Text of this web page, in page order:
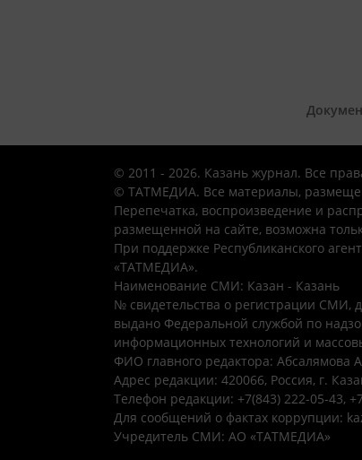
© 2011 - 2026. Казань журнал. Все
© ТАТМЕДИА. Все материалы,
Перепечатка, воспроизведение и
размещенной на сайте, возможна
При поддержке Республиканского
«ТАТМЕДИА».
Наименование СМИ: Казан - Казань
№ свидетельства о регистрации СМИ,
выдано Федеральной службой по
информационных технологий и
ФИО главного редактора: Абсалямова
Адрес редакции: 420066, Россия, г.
Телефон редакции: +7(843) 222-05-43,
Для сообщений о фактах коррупции:
Учредитель СМИ: АО «ТАТМЕДИА»